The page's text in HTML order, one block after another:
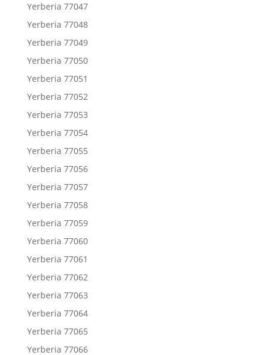
Yerberia 77047
Yerberia 77048
Yerberia 77049
Yerberia 77050
Yerberia 77051
Yerberia 77052
Yerberia 77053
Yerberia 77054
Yerberia 77055
Yerberia 77056
Yerberia 77057
Yerberia 77058
Yerberia 77059
Yerberia 77060
Yerberia 77061
Yerberia 77062
Yerberia 77063
Yerberia 77064
Yerberia 77065
Yerberia 77066